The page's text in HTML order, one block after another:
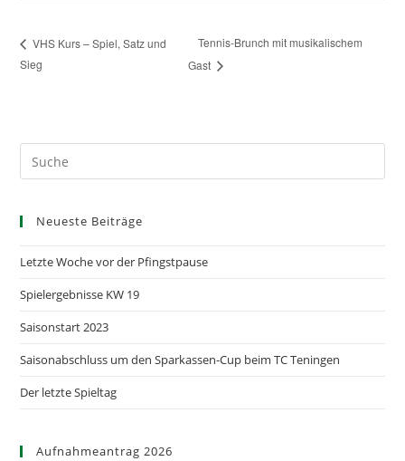
VHS Kurs – Spiel, Satz und
Sieg
Tennis-Brunch mit musikalischem
Gast
Neueste Beiträge
Letzte Woche vor der Pfingstpause
Spielergebnisse KW 19
Saisonstart 2023
Saisonabschluss um den Sparkassen-Cup beim TC Teningen
Der letzte Spieltag
Aufnahmeantrag 2026